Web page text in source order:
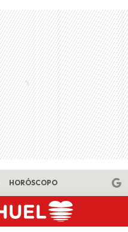
HORÓSCOPO